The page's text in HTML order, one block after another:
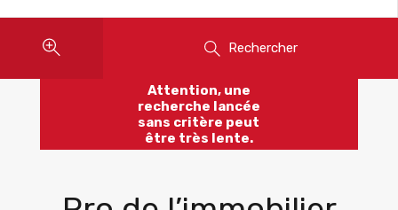
Rechercher
Attention, une
recherche lancée
sans critère peut
être très lente.